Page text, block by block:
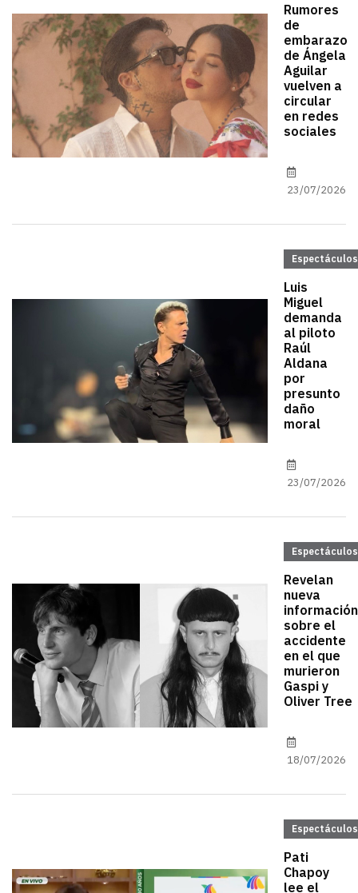
Rumores
de
embarazo
de Ángela
Aguilar
vuelven a
circular
en redes
sociales
23/07/2026
Espectáculos
Luis
Miguel
demanda
al piloto
Raúl
Aldana
por
presunto
daño
moral
23/07/2026
Espectáculos
Revelan
nueva
información
sobre el
accidente
en el que
murieron
Gaspi y
Oliver Tree
18/07/2026
Espectáculos
Pati
Chapoy
lee el